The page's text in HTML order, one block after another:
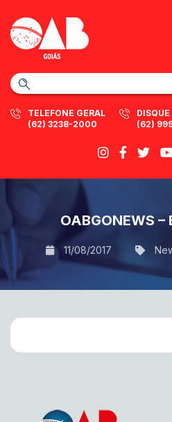
TELEFONE GERAL
(62) 3238-2000
(62)
OABGONEWS –
11/08/2017